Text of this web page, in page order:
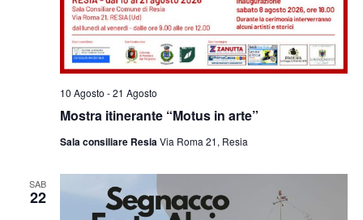
Mostra itinerante “Motus in arte”
10 Agosto -21 Agosto
Sala consiliare ResiaVia Roma 21, Resia
SAB
22